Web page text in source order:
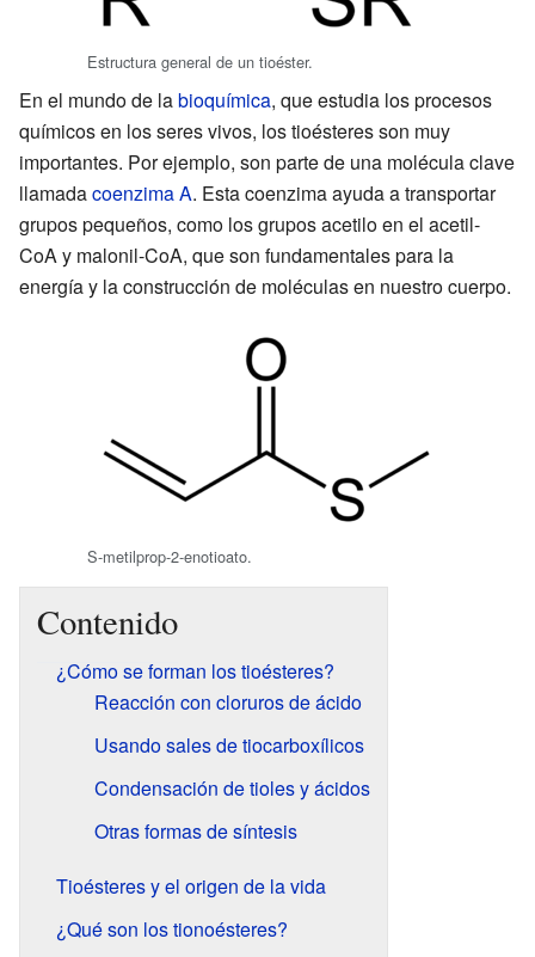
Estructura general de un tioéster.
En el mundo de labioquímica, que estudia los procesos
químicos en los seres vivos, los tioésteres son muy
importantes. Por ejemplo, son parte de una molécula clave
llamadacoenzima A. Esta coenzima ayuda a transportar
grupos pequeños, como los grupos acetilo en el acetil-
CoA y malonil-CoA, que son fundamentales para la
energía y la construcción de moléculas en nuestro cuerpo.
S-metilprop-2-enotioato.
Contenido
¿Cómo se forman los tioésteres?
Reacción con cloruros de ácido
Usando sales de tiocarboxílicos
Condensación de tioles y ácidos
Otras formas de síntesis
Tioésteres y el origen de la vida
¿Qué son los tionoésteres?